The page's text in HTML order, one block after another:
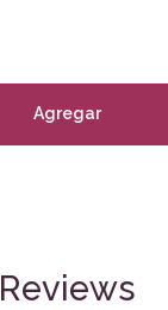
Agregar
Reviews